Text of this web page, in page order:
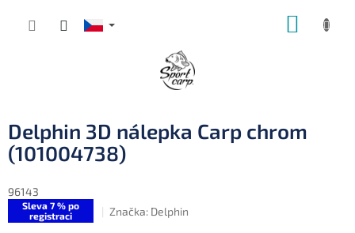
Delphin 3D nálepka Carp chrom
(101004738)
96143
Sleva 7 % po
registraci
Značka: Delphin